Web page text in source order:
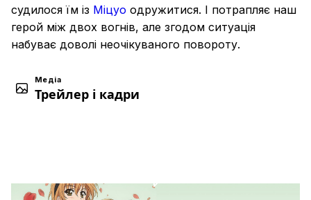
судилося їм із Міцуо одружитися. І потрапляє наш
герой між двох вогнів, але згодом ситуація
набуває доволі неочікуваного повороту.
Медіа
Трейлер і кадри